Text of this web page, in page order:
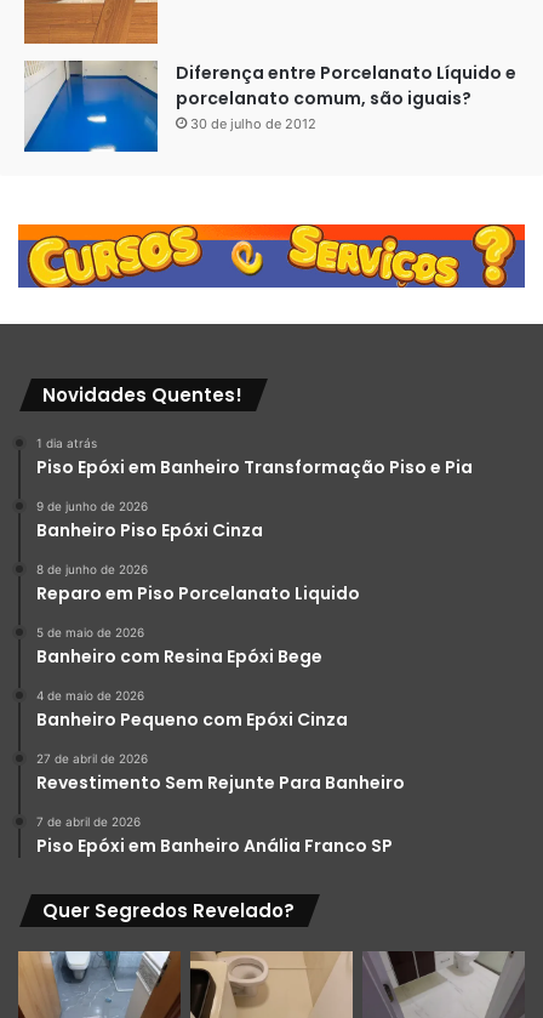
Diferença entre Porcelanato Líquido e
porcelanato comum, são iguais?
30 de julho de 2012
Novidades Quentes!
1 dia atrás
Piso Epóxi em Banheiro Transformação Piso e Pia
9 de junho de 2026
Banheiro Piso Epóxi Cinza
8 de junho de 2026
Reparo em Piso Porcelanato Liquido
5 de maio de 2026
Banheiro com Resina Epóxi Bege
4 de maio de 2026
Banheiro Pequeno com Epóxi Cinza
27 de abril de 2026
Revestimento Sem Rejunte Para Banheiro
7 de abril de 2026
Piso Epóxi em Banheiro Anália Franco SP
Quer Segredos Revelado?